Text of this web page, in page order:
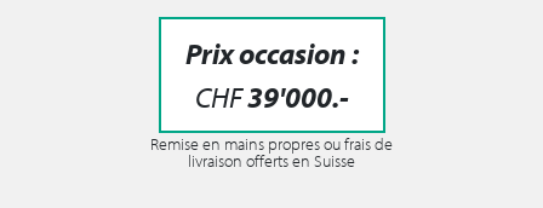
Prix occasion :
CHF39'000.-
Remise en mains propres ou frais de
livraison offerts en Suisse